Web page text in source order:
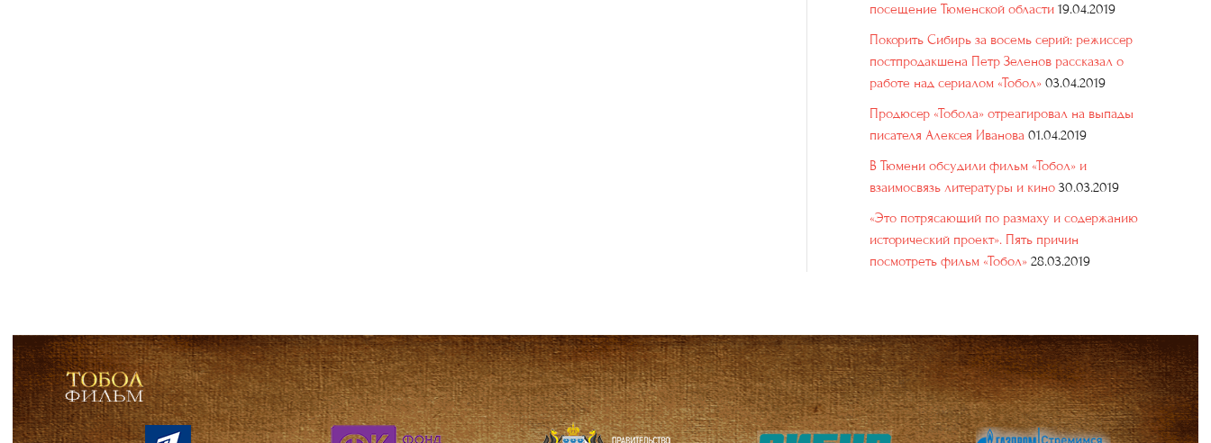
посещение Тюменской области 19.04.2019
Покорить Сибирь за восемь серий: режиссер
постпродакшена Петр Зеленов рассказал о
работе над сериалом «Тобол» 03.04.2019
Продюсер «Тобола» отреагировал на выпады
писателя Алексея Иванова 01.04.2019
В Тюмени обсудили фильм «Тобол» и
взаимосвязь литературы и кино 30.03.2019
«Это потрясающий по размаху и содержанию
исторический проект». Пять причин
посмотреть фильм «Тобол» 28.03.2019